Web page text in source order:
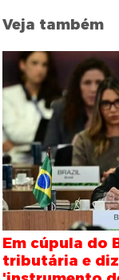
Veja também
Em cúpula do
tributária e diz